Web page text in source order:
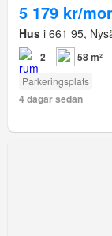
5 179 kr/
Hus i 661 95,
2 58 m²
Parkeringsplats
4 dagar sedan